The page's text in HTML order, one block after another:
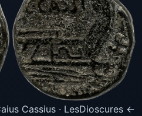
Cassius · LesDioscures ←